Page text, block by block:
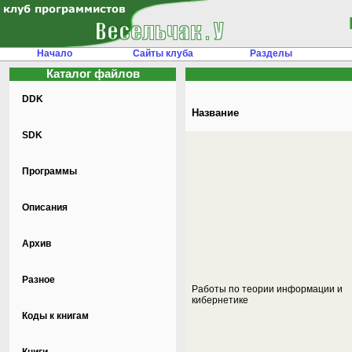
Начало Сайты клуба Разделы
Каталог файлов
DDK
SDK
Программы
Описания
Архив
Разное
Коды к книгам
Название
Работы по теории информации и
кибернетике